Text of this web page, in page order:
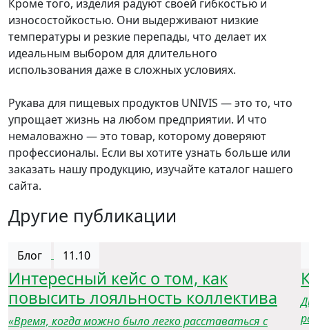
Кроме того, изделия радуют своей гибкостью и
износостойкостью. Они выдерживают низкие
температуры и резкие перепады, что делает их
идеальным выбором для длительного
использования даже в сложных условиях.
Рукава для пищевых продуктов UNIVIS — это то, что
упрощает жизнь на любом предприятии. И что
немаловажно — это товар, которому доверяют
профессионалы. Если вы хотите узнать больше или
заказать нашу продукцию, изучайте каталог нашего
сайта.
Другие публикации
Блог 11.10
Интересный кейс о том, как
повысить лояльность коллектива
«Время, когда можно было легко расставаться с